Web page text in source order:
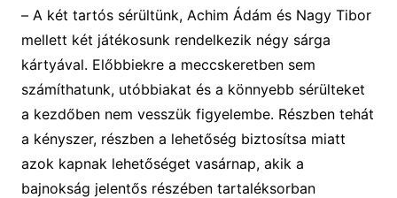
– A két tartós sérültünk, Achim Ádám és Nagy Tibor
mellett két játékosunk rendelkezik négy sárga
kártyával. Előbbiekre a meccskeretben sem
számíthatunk, utóbbiakat és a könnyebb sérülteket
a kezdőben nem vesszük figyelembe. Részben tehát
a kényszer, részben a lehetőség biztosítsa miatt
azok kapnak lehetőséget vasárnap, akik a
bajnokság jelentős részében tartaléksorban